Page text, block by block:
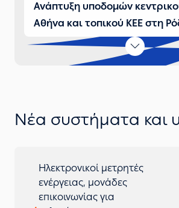
Ανάπτυξη υποδομών
Αθήνα και τοπικού ΚΕΕ στη
Βρισκόμαστε στη φάση 2
Συστημάτων και Δοκιμές
ηλεκτρικά συστήματα των
ΜΔΝ:Δημοσιεύθηκε το
και η απολογιστική λειτουργία
Νέα συστήματα και
Ηλεκτρονικοί μετρητές
ενέργειας, μονάδες
επικοινωνίας για